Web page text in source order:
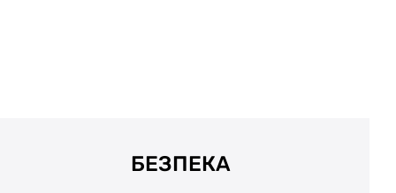
Сумісність з преміальними
БЕЗПЕКА